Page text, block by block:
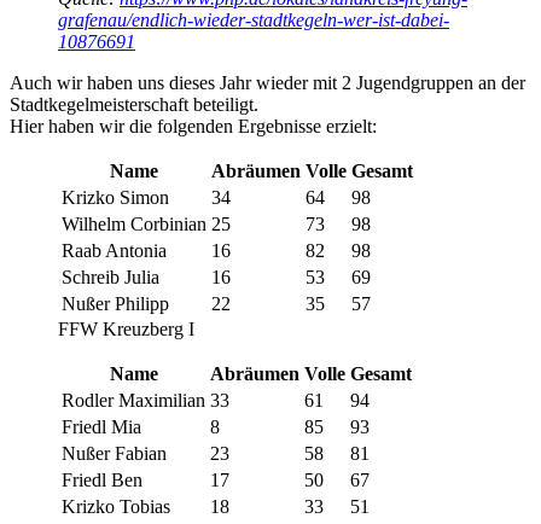
grafenau/endlich-wieder-stadtkegeln-wer-ist-dabei-
10876691
Auch wir haben uns dieses Jahr wieder mit 2 Jugendgruppen an der
Stadtkegelmeisterschaft beteiligt.
Hier haben wir die folgenden Ergebnisse erzielt:
Name Abräumen Volle Gesamt
Krizko Simon
34 64
98
Wilhelm Corbinian 25 73
98
Raab Antonia
16 82
98
Schreib Julia
16 53
69
Nußer Philipp
22 35
57
FFW Kreuzberg I
Name Abräumen Volle Gesamt
Rodler Maximilian 33 61
94
Friedl Mia
8 85
93
Nußer Fabian
23 58
81
Friedl Ben
17 50
67
Krizko Tobias
18 33
51